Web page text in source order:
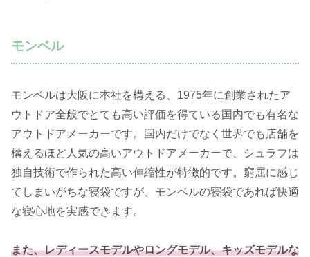
モンベル
モンベルは大阪に本社を構える、1975年に創業されたア
ウトドア全般でとても高い評価を得ている国内でも有名な
アウトドアメーカーです。国内だけでなく世界でも店舗を
構えるほど人気の高いアウトドアメーカーで、シュラフは
独自技術で作られた高い伸縮性が特徴的です。窮屈に感じ
てしまいがちな寝袋ですが、モンベルの寝袋であれば快適
な寝心地を実感できます。
また、レディースモデルやロングモデル、キッズモデルな